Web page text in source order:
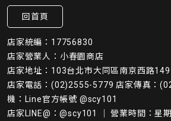
回首頁
店家統編：17756830
店家營業人：小春園商店
店家地址：103台北市大同區南京西路149
店家電話：(02)2555-5779 店家傳真：
機：Line官方帳號 @scy101
店家LINE@：@scy101 ｜ 營業時間：星